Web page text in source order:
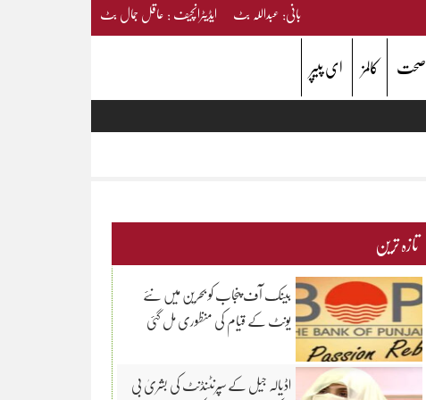
بانی: عبداللہ بٹ ایڈیٹرانچیف : عاقل جمال بٹ
صحت کالمز ای پیپر
تازہ ترین
بینک آف پنجاب کو بحرین میں نئے
یونٹ کے قیام کی منظوری مل گئی
اڈیالہ جیل کے سپرنٹنڈنٹ کی بشریٰ بی